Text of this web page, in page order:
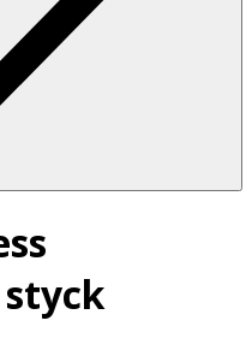
styck